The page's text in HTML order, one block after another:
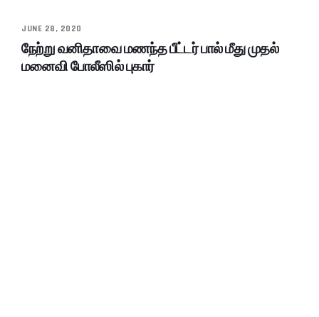
JUNE 28, 2020
நேற்று வனிதாவை மணந்த பீட்டர் பால் மீது முதல்
மனைவி போலீஸில் புகார்